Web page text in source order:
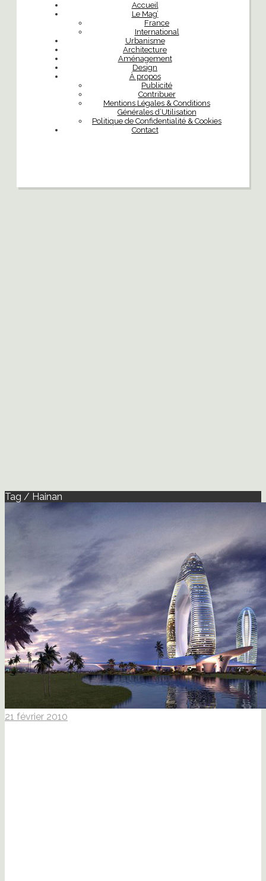
Accueil
Le Mag’
France
International
Urbanisme
Architecture
Aménagement
Design
À propos
Publicité
Contribuer
Mentions Légales & Conditions
Générales d’Utilisation
Politique de Confidentialité & Cookies
Contact
Tag / Hainan
21 février 2010